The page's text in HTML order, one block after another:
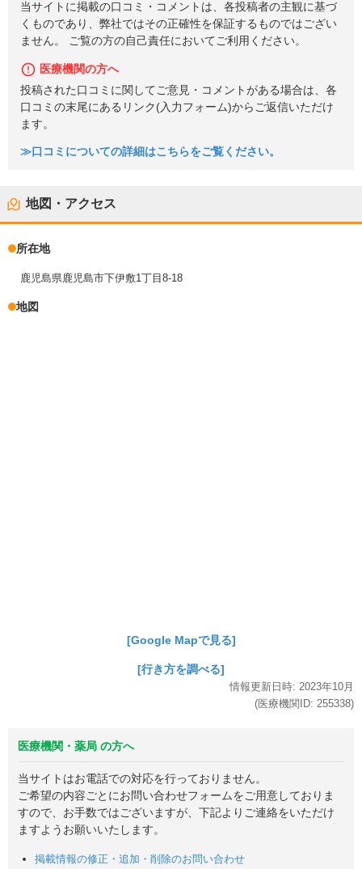
当サイトに掲載の口コミ・コメントは、各投稿者の主観に基づ
くものであり、弊社ではその正確性を保証するものではござい
ません。 ご覧の方の自己責任においてご利用ください。
医療機関の方へ
投稿された口コミに関してご意見・コメントがある場合は、各
口コミの末尾にあるリンク(入力フォーム)からご返信いただけ
ます。
≫口コミについての詳細はこちらをご覧ください。
地図・アクセス
所在地
鹿児島県鹿児島市下伊敷1丁目8-18
地図
[Google Mapで見る]
[行き方を調べる]
情報更新日時: 2023年10月
(医療機関ID: 255338)
医療機関・薬局 の方へ
当サイトはお電話での対応を行っておりません。
ご希望の内容ごとにお問い合わせフォームをご用意しておりま
すので、お手数ではございますが、下記よりご連絡をいただけ
ますようお願いいたします。
掲載情報の修正・追加・削除のお問い合わせ